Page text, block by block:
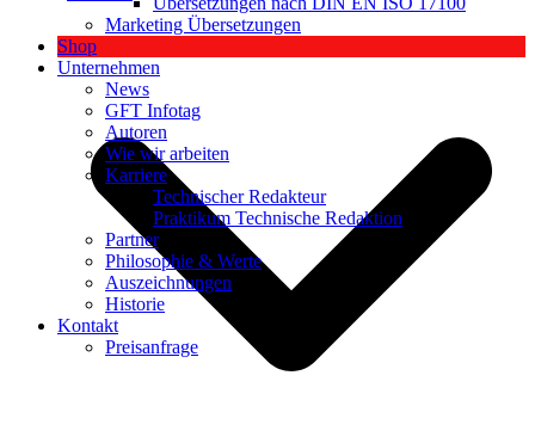
Marketing Übersetzungen
Shop
Unternehmen
News
GFT Infotag
Autoren
Wie wir arbeiten
Karriere
Technischer Redakteur
Praktikum Technische Redaktion
Partner
Philosophie & Werte
Auszeichnungen
Historie
Kontakt
Preisanfrage